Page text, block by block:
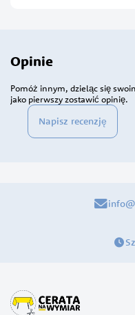
Opinie
Napisz recenzję
Pomóż innym, dzieląc się
jako pierwszy zostawić opinię.